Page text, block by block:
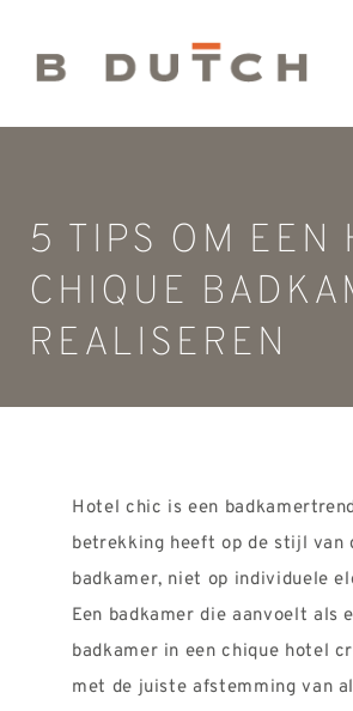
inhoud
5 TIPS OM EEN
CHIQUE
REALISEREN
Hotel chic is een
betrekking heeft op de stijl van
badkamer, niet op individuele
Een badkamer die aanvoelt als
badkamer in een chique hotel
met de juiste afstemming van